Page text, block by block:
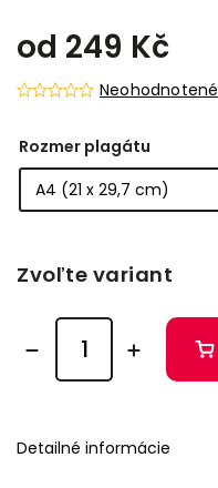
od 249 Kč
Neohodnotené
Rozmer plagátu
Zvoľte variant
Detailné informácie